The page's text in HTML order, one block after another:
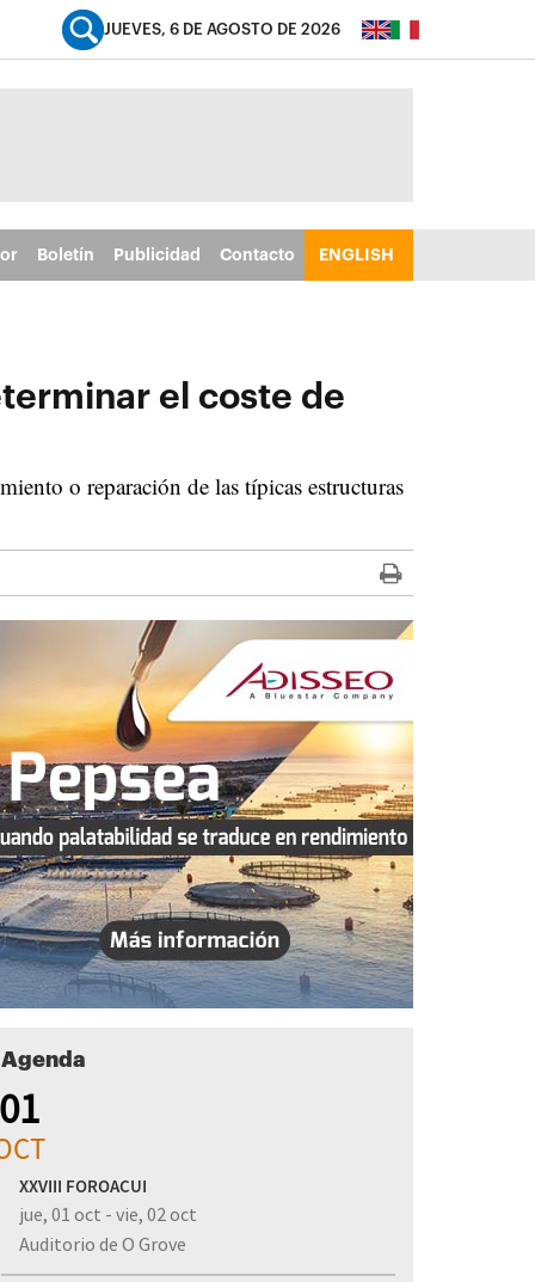
JUEVES, 6 DE AGOSTO DE 2026
Boletín Publicidad Contacto ENGLISH
el coste de
o reparación de las típicas estructuras
Agenda
01
XXVIII FOROACUI
jue, 01 oct - vie, 02 oct
Auditorio de O Grove